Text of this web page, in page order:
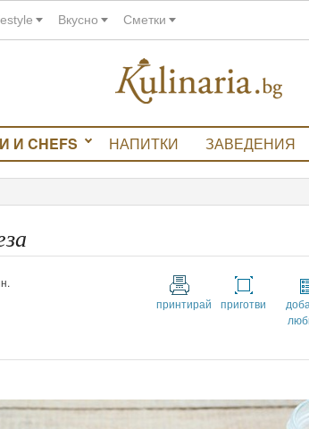
Вкусно Сметки
И CHEFS НАПИТКИ ЗАВЕДЕНИЯ
принтирай приготви